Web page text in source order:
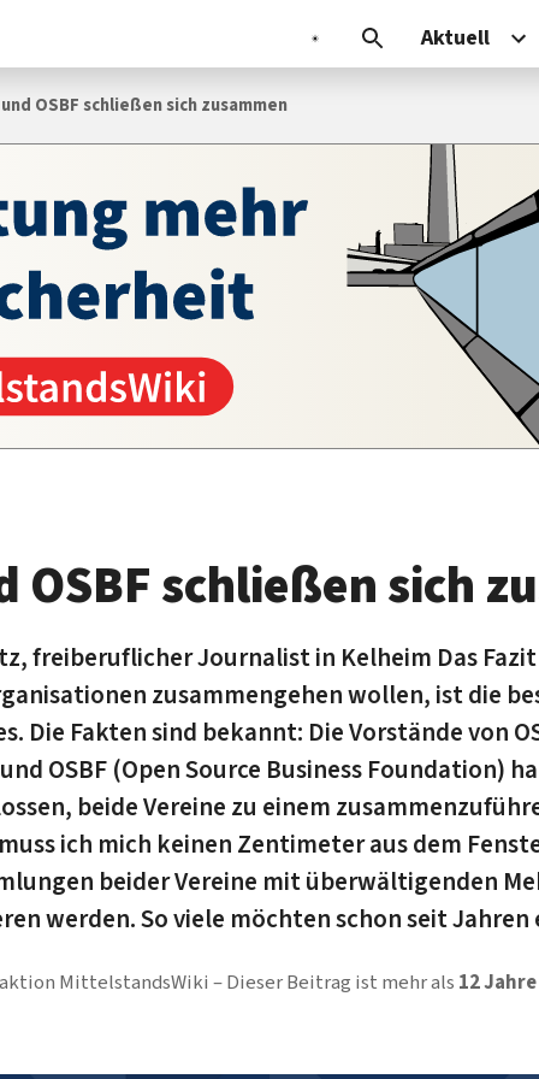
Aktuell
OSBF schließen sich zusammen
OSBF schließen sich
freiberuflicher Journalist in Kelheim Das
zusammengehen wollen, ist die
Die Fakten sind bekannt: Die Vorstände von
OSBF (Open Source Business Foundation)
beide Vereine zu einem
ich mich keinen Zentimeter aus dem
beider Vereine mit überwältigenden
werden. So viele möchten schon seit Jahren
MittelstandsWiki Dieser Beitrag ist mehr als 12